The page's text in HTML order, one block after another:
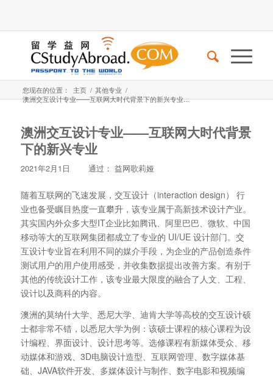
您现在的位置： 主页 / 其他专业 /
澳洲交互设计专业——互联网大时代背景下的新兴专业...
澳洲交互设计专业——互联网大时代背景
下的新兴专业
2021年2月1日 通过： 益网歌莉娅
随着互联网的飞速发展，交互设计（interaction design） 行
业也备受瞩目热度一直攀升，该专业属于高新技术设计产业。
其实国内外众多大型IT企业比如腾讯、阿里巴巴、微软、中国
移动等大的互联网集团都成立了专业的 UI/UE 设计部门。交
互设计专业旨在利用不同的媒介手段，为企业的产品创造条件
测试用户的用户使用感受，并收集数据提出改善方案。有别于
其他的传统设计工作，该专业最大限度的融合了人文、工程、
设计以及商科的内容。
澳洲的莫纳什大学、悉尼大学、迪肯大学等高校的交互设计硕
士都非常不错，以悉尼大学为例：该硕士课程的核心课程为设
计编程、界面设计、设计思考等。选修课程有新媒体受众、移
动媒体和游戏、3D电脑设计造型、互联网管理、数字媒体基
础、JAVA软件开发、多媒体设计与制作、数字电影和视频编